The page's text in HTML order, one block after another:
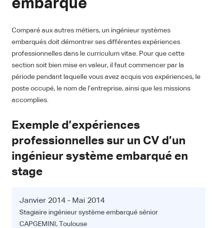
embarqué
Comparé aux autres métiers, un ingénieur systèmes
embarqués doit démontrer ses différentes expériences
professionnelles dans le curriculum vitae. Pour que cette
section soit bien mise en valeur, il faut commencer par la
période pendant laquelle vous avez acquis vos expériences, le
poste occupé, le nom de l’entreprise, ainsi que les missions
accomplies.
Exemple d’expériences
professionnelles sur un CV d’un
ingénieur système embarqué en
stage
Janvier 2014 - Mai 2014
Stagiaire ingénieur système embarqué sénior
CAPGEMINI, Toulouse